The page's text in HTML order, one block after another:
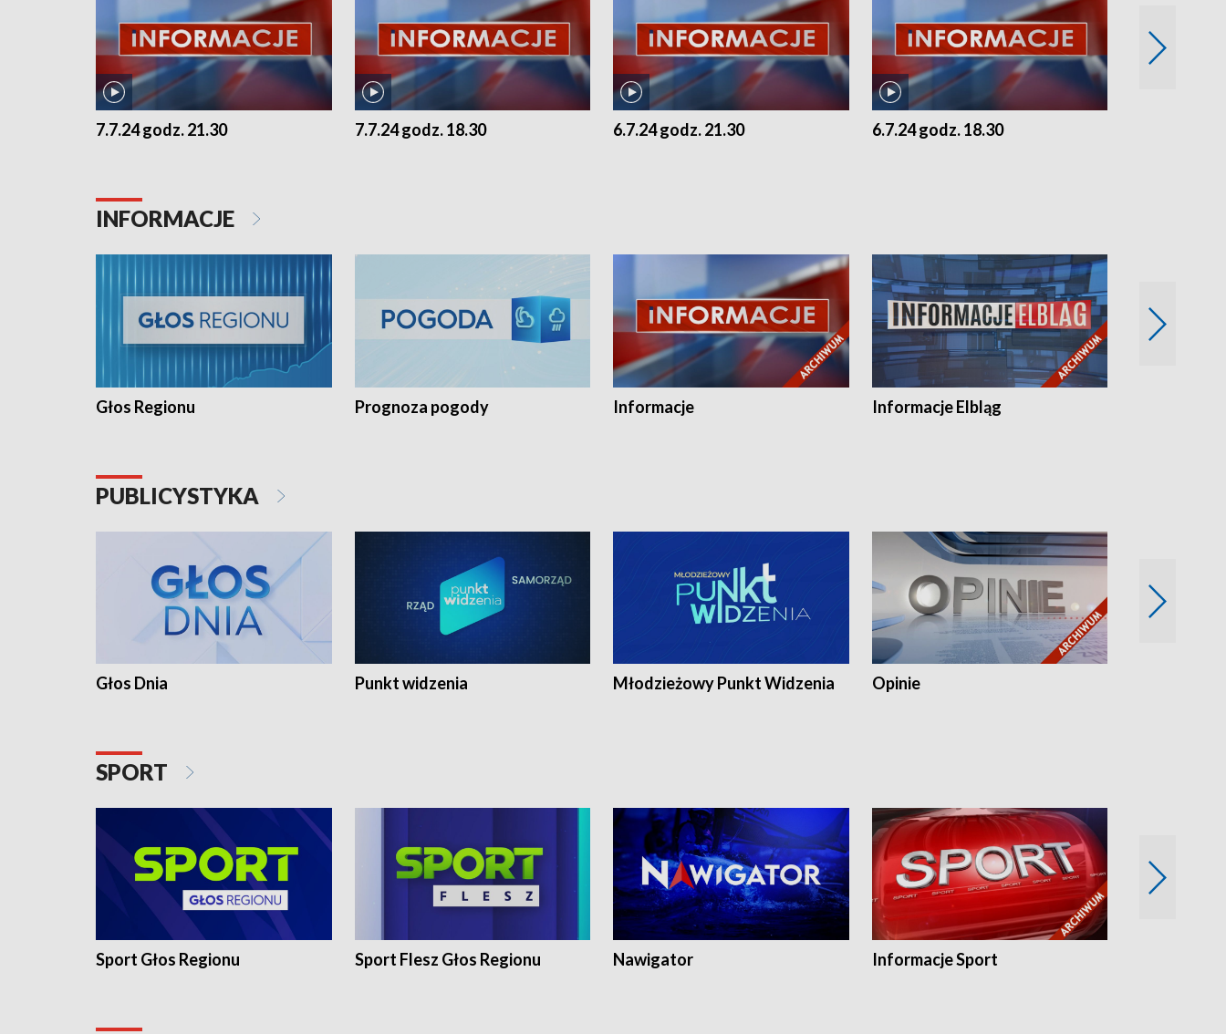
7.7.24 godz. 21.30 7.7.24 godz. 18.30 6.7.24 godz. 21.30 6.7.24 godz. 18.30
INFORMACJE
Głos Regionu Prognoza pogody Informacje Informacje Elbląg
PUBLICYSTYKA
Głos Dnia Punkt widzenia Młodzieżowy Punkt Widzenia Opinie
SPORT
Sport Głos Regionu Sport Flesz Głos Regionu Nawigator Informacje Sport